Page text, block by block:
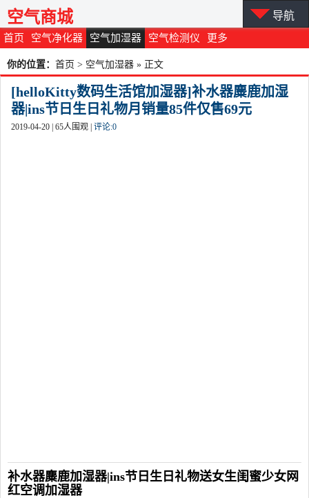
首页 空气净化器 空气加湿器 空气检测仪 更多
空气商城 导航
你的位置： 首页 > 空气加湿器 » 正文
[helloKitty数码生活馆加湿器]补水器麋鹿加湿
器|ins节日生日礼物月销量85件仅售69元
2019-04-20 | 65人围观 | 评论:0
补水器麋鹿加湿器|ins节日生日礼物送女生闺蜜少女网
红空调加湿器